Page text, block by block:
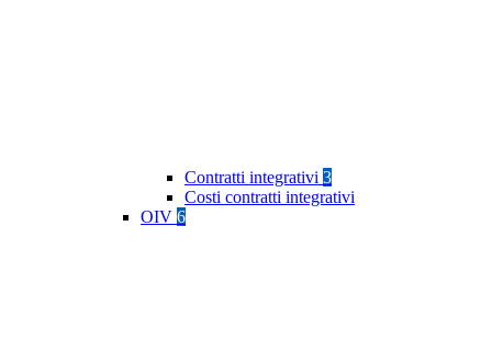
Contratti integrativi 3
Costi contratti integrativi
OIV 6